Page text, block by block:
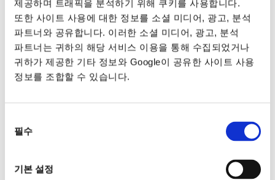
제공하며 트래픽을 분석하기 위해 쿠키를 사용합니다.
또한 사이트 사용에 대한 정보를 소셜 미디어, 광고, 분석
파트너와 공유합니다. 이러한 소셜 미디어, 광고, 분석
파트너는 귀하의 해당 서비스 이용을 통해 수집되었거나
귀하가 제공한 기타 정보와 Google이 공유한 사이트 사용
정보를 조합할 수 있습니다.
선택
필수
기본 설정